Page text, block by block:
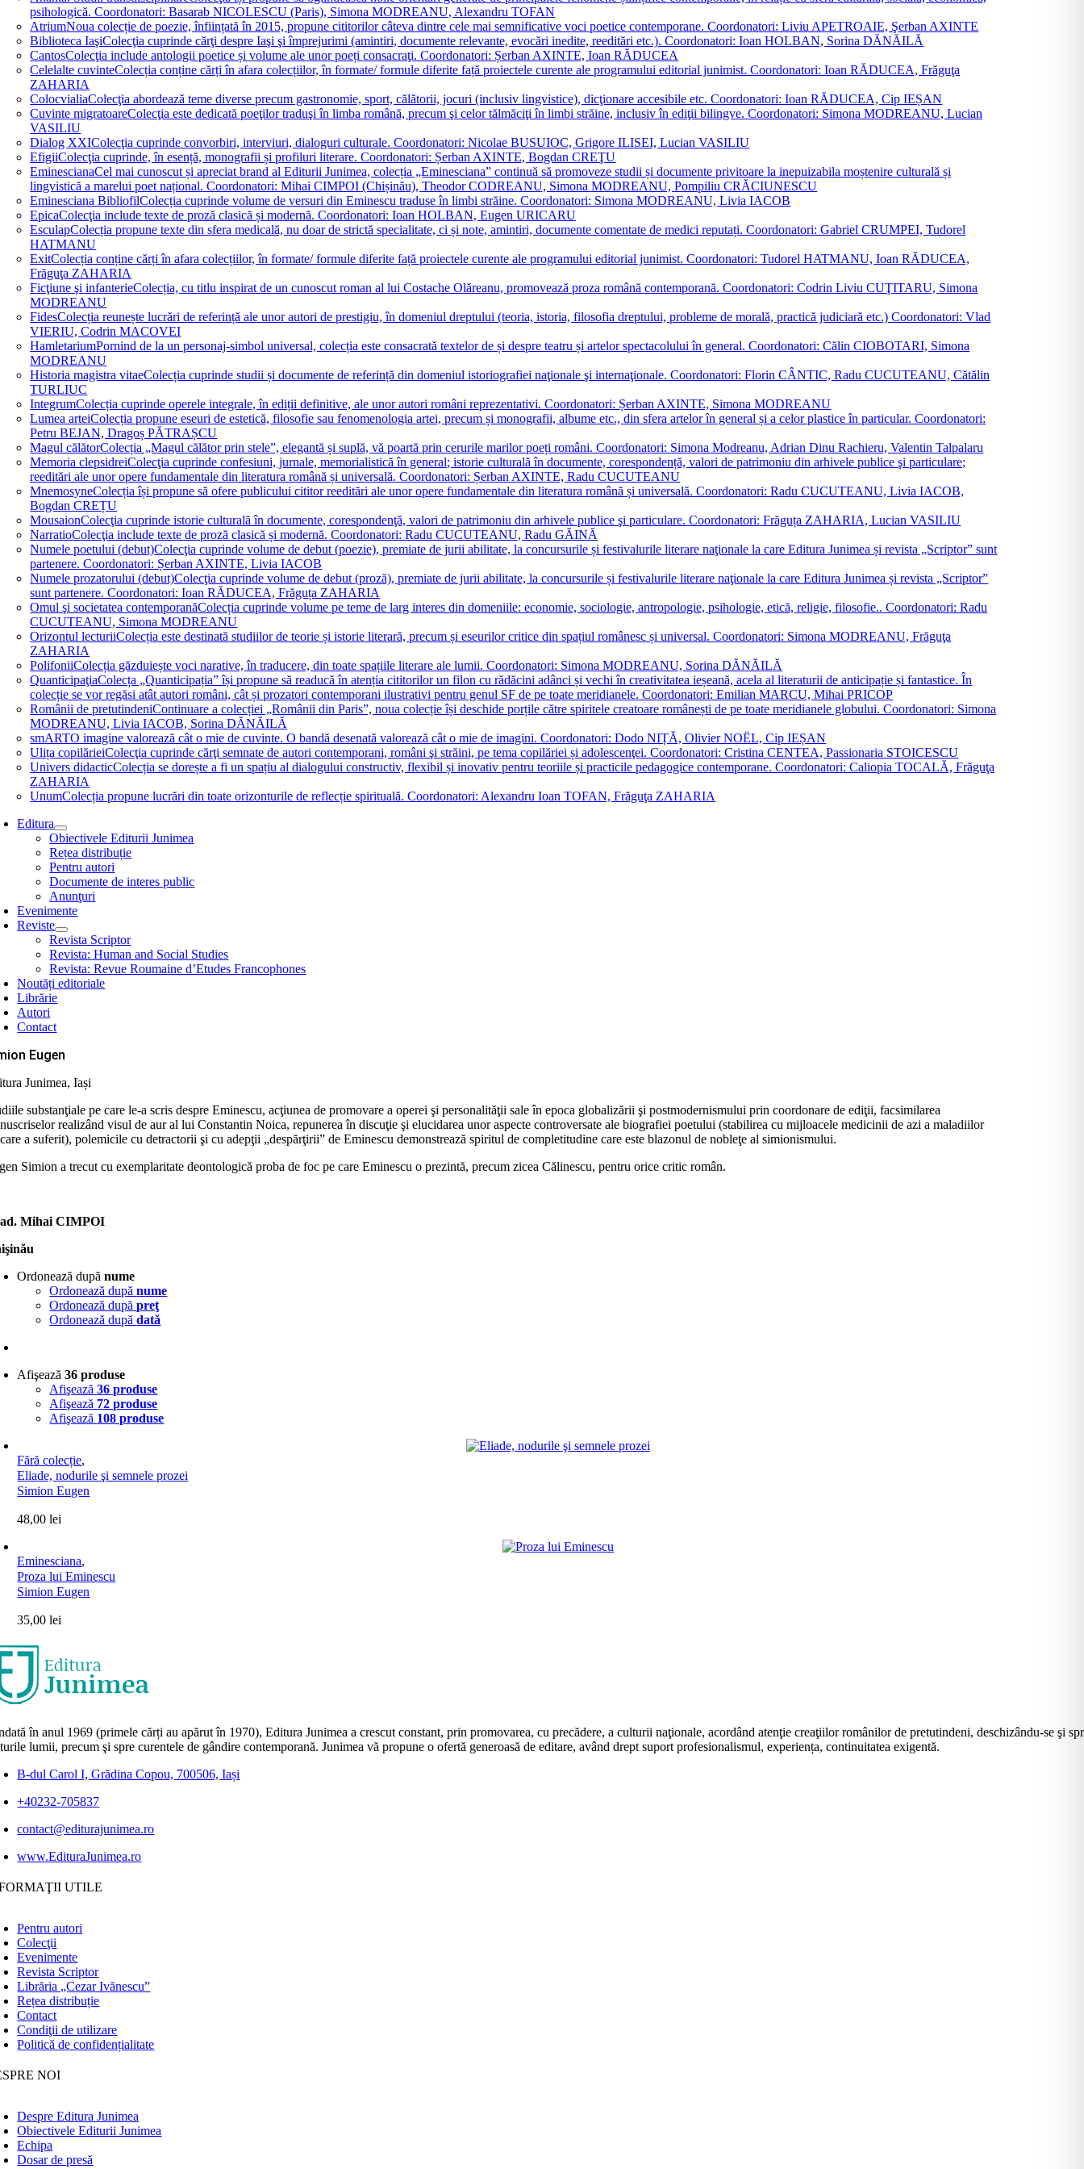
psihologică. Coordonatori: Basarab NICOLESCU (Paris), Simona MODREANU, Alexandru TOFAN
AtriumNoua colecție de poezie, înființată în 2015, propune cititorilor câteva dintre cele mai semnificative voci poetice contemporane. Coordonatori: Liviu APETROAIE, Şerban AXINTE
Biblioteca IaşiColecţia cuprinde cărţi despre Iaşi şi împrejurimi (amintiri, documente relevante, evocări inedite, reeditări etc.). Coordonatori: Ioan HOLBAN, Sorina DĂNĂILĂ
CantosColecţia include antologii poetice și volume ale unor poeți consacraţi. Coordonatori: Șerban AXINTE, Ioan RĂDUCEA
Celelalte cuvinteColecția conține cărți în afara colecțiilor, în formate/ formule diferite față proiectele curente ale programului editorial junimist. Coordonatori: Ioan RĂDUCEA, Frăguţa
ZAHARIA
ColocvialiaColecţia abordează teme diverse precum gastronomie, sport, călătorii, jocuri (inclusiv lingvistice), dicţionare accesibile etc. Coordonatori: Ioan RĂDUCEA, Cip IEȘAN
Cuvinte migratoareColecţia este dedicată poeţilor traduşi în limba română, precum şi celor tălmăciţi în limbi străine, inclusiv în ediţii bilingve. Coordonatori: Simona MODREANU, Lucian
VASILIU
Dialog XXIColecţia cuprinde convorbiri, interviuri, dialoguri culturale. Coordonatori: Nicolae BUSUIOC, Grigore ILISEI, Lucian VASILIU
EfigiiColecţia cuprinde, în esență, monografii și profiluri literare. Coordonatori: Șerban AXINTE, Bogdan CREŢU
EminescianaCel mai cunoscut și apreciat brand al Editurii Junimea, colecția „Eminesciana” continuă să promoveze studii și documente privitoare la inepuizabila moștenire culturală și
lingvistică a marelui poet național. Coordonatori: Mihai CIMPOI (Chișinău), Theodor CODREANU, Simona MODREANU, Pompiliu CRĂCIUNESCU
Eminesciana BibliofilColecția cuprinde volume de versuri din Eminescu traduse în limbi străine. Coordonatori: Simona MODREANU, Livia IACOB
EpicaColecţia include texte de proză clasică și modernă. Coordonatori: Ioan HOLBAN, Eugen URICARU
EsculapColecția propune texte din sfera medicală, nu doar de strictă specialitate, ci și note, amintiri, documente comentate de medici reputați. Coordonatori: Gabriel CRUMPEI, Tudorel
HATMANU
ExitColecția conține cărți în afara colecțiilor, în formate/ formule diferite față proiectele curente ale programului editorial junimist. Coordonatori: Tudorel HATMANU, Ioan RĂDUCEA,
Frăguţa ZAHARIA
Ficţiune şi infanterieColecția, cu titlu inspirat de un cunoscut roman al lui Costache Olăreanu, promovează proza română contemporană. Coordonatori: Codrin Liviu CUŢITARU, Simona
MODREANU
FidesColecția reunește lucrări de referință ale unor autori de prestigiu, în domeniul dreptului (teoria, istoria, filosofia dreptului, probleme de morală, practică judiciară etc.) Coordonatori: Vlad
VIERIU, Codrin MACOVEI
HamletariumPornind de la un personaj-simbol universal, colecția este consacrată textelor de și despre teatru și artelor spectacolului în general. Coordonatori: Călin CIOBOTARI, Simona
MODREANU
Historia magistra vitaeColecția cuprinde studii și documente de referință din domeniul istoriografiei naţionale şi internaţionale. Coordonatori: Florin CÂNTIC, Radu CUCUTEANU, Cătălin
TURLIUC
IntegrumColecția cuprinde operele integrale, în ediții definitive, ale unor autori români reprezentativi. Coordonatori: Șerban AXINTE, Simona MODREANU
Lumea arteiColecția propune eseuri de estetică, filosofie sau fenomenologia artei, precum și monografii, albume etc., din sfera artelor în general și a celor plastice în particular. Coordonatori:
Petru BEJAN, Dragoș PĂTRAȘCU
Magul călătorColecția „Magul călător prin stele”, elegantă și suplă, vă poartă prin cerurile marilor poeți români. Coordonatori: Simona Modreanu, Adrian Dinu Rachieru, Valentin Talpalaru
Memoria clepsidreiColecţia cuprinde confesiuni, jurnale, memorialistică în general; istorie culturală în documente, corespondență, valori de patrimoniu din arhivele publice şi particulare;
reeditări ale unor opere fundamentale din literatura română și universală. Coordonatori: Șerban AXINTE, Radu CUCUTEANU
MnemosyneColecția își propune să ofere publicului cititor reeditări ale unor opere fundamentale din literatura română și universală. Coordonatori: Radu CUCUTEANU, Livia IACOB,
Bogdan CREȚU
MousaionColecţia cuprinde istorie culturală în documente, corespondenţă, valori de patrimoniu din arhivele publice şi particulare. Coordonatori: Frăguța ZAHARIA, Lucian VASILIU
NarratioColecţia include texte de proză clasică și modernă. Coordonatori: Radu CUCUTEANU, Radu GĂINĂ
Numele poetului (debut)Colecţia cuprinde volume de debut (poezie), premiate de jurii abilitate, la concursurile și festivalurile literare naţionale la care Editura Junimea și revista „Scriptor” sunt
partenere. Coordonatori: Șerban AXINTE, Livia IACOB
Numele prozatorului (debut)Colecţia cuprinde volume de debut (proză), premiate de jurii abilitate, la concursurile și festivalurile literare naţionale la care Editura Junimea și revista „Scriptor”
sunt partenere. Coordonatori: Ioan RĂDUCEA, Frăguța ZAHARIA
Omul şi societatea contemporanăColecția cuprinde volume pe teme de larg interes din domeniile: economie, sociologie, antropologie, psihologie, etică, religie, filosofie.. Coordonatori: Radu
CUCUTEANU, Simona MODREANU
Orizontul lecturiiColecția este destinată studiilor de teorie și istorie literară, precum și eseurilor critice din spațiul românesc și universal. Coordonatori: Simona MODREANU, Frăguţa
ZAHARIA
PolifoniiColecția găzduiește voci narative, în traducere, din toate spațiile literare ale lumii. Coordonatori: Simona MODREANU, Sorina DĂNĂILĂ
QuanticipaţiaColecța „Quanticipația” își propune să readucă în atenția cititorilor un filon cu rădăcini adânci și vechi în creativitatea ieșeană, acela al literaturii de anticipație și fantastice. În
colecție se vor regăsi atât autori români, cât și prozatori contemporani ilustrativi pentru genul SF de pe toate meridianele. Coordonatori: Emilian MARCU, Mihai PRICOP
Românii de pretutindeniContinuare a colecției „Românii din Paris”, noua colecție își deschide porțile către spiritele creatoare românești de pe toate meridianele globului. Coordonatori: Simona
MODREANU, Livia IACOB, Sorina DĂNĂILĂ
smARTO imagine valorează cât o mie de cuvinte. O bandă desenată valorează cât o mie de imagini. Coordonatori: Dodo NIȚĂ, Olivier NOËL, Cip IEȘAN
Ulița copilărieiColecţia cuprinde cărţi semnate de autori contemporani, români şi străini, pe tema copilăriei și adolescenţei. Coordonatori: Cristina CENTEA, Passionaria STOICESCU
Univers didacticColecția se dorește a fi un spațiu al dialogului constructiv, flexibil și inovativ pentru teoriile și practicile pedagogice contemporane. Coordonatori: Caliopia TOCALĂ, Frăguţa
ZAHARIA
UnumColecția propune lucrări din toate orizonturile de reflecție spirituală. Coordonatori: Alexandru Ioan TOFAN, Frăguţa ZAHARIA
Editura
Obiectivele Editurii Junimea
Rețea distribuție
Pentru autori
Documente de interes public
Anunţuri
Evenimente
Reviste
Revista Scriptor
Revista: Human and Social Studies
Revista: Revue Roumaine d’Etudes Francophones
Noutăți editoriale
Librărie
Autori
Contact
Eugen
Junimea, Iași
substanţiale pe care le-a scris despre Eminescu, acţiunea de promovare a operei şi personalităţii sale în epoca globalizării şi postmodernismului prin coordonare de ediţii, facsimilarea
realizând visul de aur al lui Constantin Noica, repunerea în discuţie şi elucidarea unor aspecte controversate ale biografiei poetului (stabilirea cu mijloacele medicinii de azi a maladiilor
a suferit), polemicile cu detractorii şi cu adepţii „despărţirii” de Eminescu demonstrează spiritul de completitudine care este blazonul de nobleţe al simionismului.
Simion a trecut cu exemplaritate deontologică proba de foc pe care Eminescu o prezintă, precum zicea Călinescu, pentru orice critic român.
Mihai CIMPOI
Ordonează dupănume
Ordonează dupănume
Ordonează dupăpreţ
Ordonează dupădată
Afişează36 produse
Afişează36 produse
Afişează 72 produse
Afişează 108 produse
Fără colecție,
Eliade, nodurile şi semnele prozei
Simion Eugen
48,00lei
Eminesciana,
Proza lui Eminescu
Simion Eugen
35,00lei
în anul 1969 (primele cărți au apărut în 1970), Editura Junimea a crescut constant, prin promovarea, cu precădere, a culturii naţionale, acordând atenţie creaţiilor românilor de pretutindeni, deschizându-se şi
lumii, precum şi spre curentele de gândire contemporană. Junimea vă propune o ofertă generoasă de editare, având drept suport profesionalismul, experiența, continuitatea exigentă.
B-dul Carol I, Grădina Copou, 700506, Iași
+40232-705837
contact@editurajunimea.ro
www.EdituraJunimea.ro
UTILE
Pentru autori
Colecţii
Evenimente
Revista Scriptor
Librăria „Cezar Ivănescu”
Rețea distribuție
Contact
Condiţii de utilizare
Politică de confidențialitate
NOI
Despre Editura Junimea
Obiectivele Editurii Junimea
Echipa
Dosar de presă